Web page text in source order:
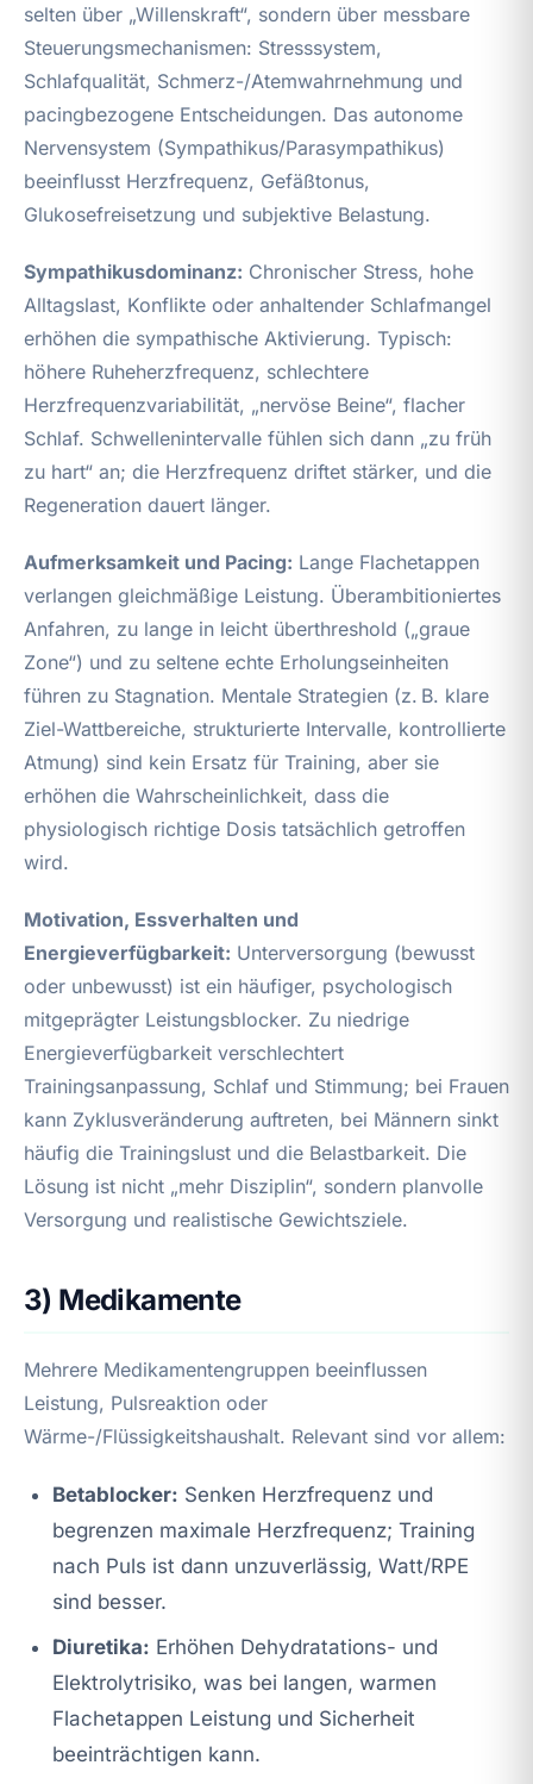
selten über „Willenskraft“, sondern über messbare
Steuerungsmechanismen: Stresssystem,
Schlafqualität, Schmerz-/Atemwahrnehmung und
pacingbezogene Entscheidungen. Das autonome
Nervensystem (Sympathikus/Parasympathikus)
beeinflusst Herzfrequenz, Gefäßtonus,
Glukosefreisetzung und subjektive Belastung.
Sympathikusdominanz: Chronischer Stress, hohe
Alltagslast, Konflikte oder anhaltender Schlafmangel
erhöhen die sympathische Aktivierung. Typisch:
höhere Ruheherzfrequenz, schlechtere
Herzfrequenzvariabilität, „nervöse Beine“, flacher
Schlaf. Schwellenintervalle fühlen sich dann „zu früh
zu hart“ an; die Herzfrequenz driftet stärker, und die
Regeneration dauert länger.
Aufmerksamkeit und Pacing: Lange Flachetappen
verlangen gleichmäßige Leistung. Überambitioniertes
Anfahren, zu lange in leicht überthreshold („graue
Zone“) und zu seltene echte Erholungseinheiten
führen zu Stagnation. Mentale Strategien (z. B. klare
Ziel-Wattbereiche, strukturierte Intervalle, kontrollierte
Atmung) sind kein Ersatz für Training, aber sie
erhöhen die Wahrscheinlichkeit, dass die
physiologisch richtige Dosis tatsächlich getroffen
wird.
Motivation, Essverhalten und
Energieverfügbarkeit: Unterversorgung (bewusst
oder unbewusst) ist ein häufiger, psychologisch
mitgeprägter Leistungsblocker. Zu niedrige
Energieverfügbarkeit verschlechtert
Trainingsanpassung, Schlaf und Stimmung; bei Frauen
kann Zyklusveränderung auftreten, bei Männern sinkt
häufig die Trainingslust und die Belastbarkeit. Die
Lösung ist nicht „mehr Disziplin“, sondern planvolle
Versorgung und realistische Gewichtsziele.
3) Medikamente
Mehrere Medikamentengruppen beeinflussen
Leistung, Pulsreaktion oder
Wärme-/Flüssigkeitshaushalt. Relevant sind vor allem:
Betablocker: Senken Herzfrequenz und
begrenzen maximale Herzfrequenz; Training
nach Puls ist dann unzuverlässig, Watt/RPE
sind besser.
Diuretika: Erhöhen Dehydratations- und
Elektrolytrisiko, was bei langen, warmen
Flachetappen Leistung und Sicherheit
beeinträchtigen kann.